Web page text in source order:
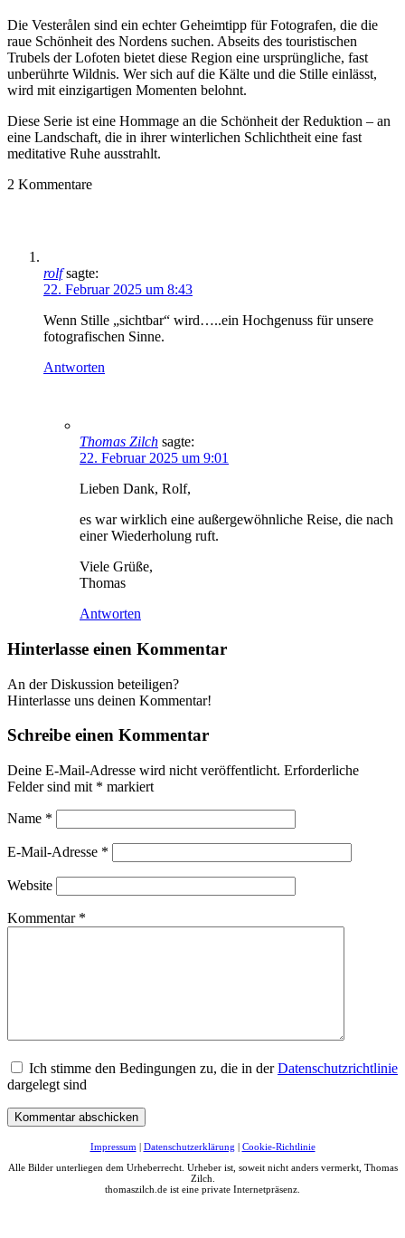
Die Vesterålen sind ein echter Geheimtipp für Fotografen, die die
raue Schönheit des Nordens suchen. Abseits des touristischen
Trubels der Lofoten bietet diese Region eine ursprüngliche, fast
unberührte Wildnis. Wer sich auf die Kälte und die Stille einlässt,
wird mit einzigartigen Momenten belohnt.
Diese Serie ist eine Hommage an die Schönheit der Reduktion – an
eine Landschaft, die in ihrer winterlichen Schlichtheit eine fast
meditative Ruhe ausstrahlt.
2 Kommentare
rolf sagte:
22. Februar 2025 um 8:43
Wenn Stille „sichtbar“ wird…..ein Hochgenuss für unsere
fotografischen Sinne.
Antworten
Thomas Zilch sagte:
22. Februar 2025 um 9:01
Lieben Dank, Rolf,
es war wirklich eine außergewöhnliche Reise, die nach
einer Wiederholung ruft.
Viele Grüße,
Thomas
Antworten
Hinterlasse einen Kommentar
An der Diskussion beteiligen?
Hinterlasse uns deinen Kommentar!
Schreibe einen Kommentar
Deine E-Mail-Adresse wird nicht veröffentlicht. Erforderliche
Felder sind mit * markiert
Name *
E-Mail-Adresse *
Website
Kommentar *
Ich stimme den Bedingungen zu, die in derDatenschutzrichtlinie
dargelegt sind
Impressum | Datenschutzerklärung | Cookie-Richtlinie
Alle Bilder unterliegen dem Urheberrecht. Urheber ist, soweit nicht anders vermerkt, Thomas
Zilch.
thomaszilch.de ist eine private Internetpräsenz.